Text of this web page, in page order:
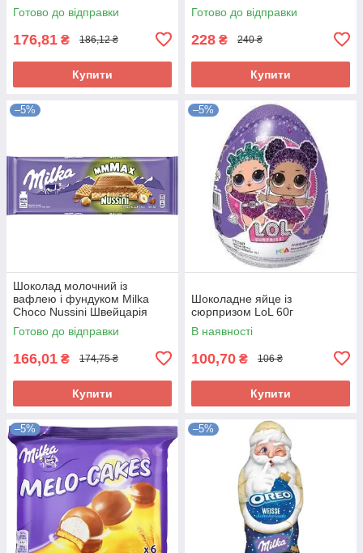
Готово до відправки
176,81 ₴ 186,12 ₴
Купити
Готово до відправки
228 ₴ 240 ₴
Купити
–5%
Шоколад молочний із
вафлею і фундуком Milka
Choco Nussini Швейцарія
270г
Готово до відправки
166,01 ₴ 174,75 ₴
Купити
–5%
Шоколадне яйце із
сюрпризом LoL 60г
В наявності
100,70 ₴ 106 ₴
Купити
–5% –5%